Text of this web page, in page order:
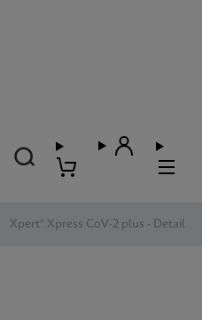
Xpert® Xpress CoV-2 plus - Detail